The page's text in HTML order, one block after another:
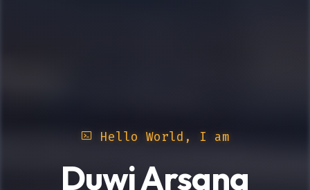
Hello World, I am
Duwi Arsana